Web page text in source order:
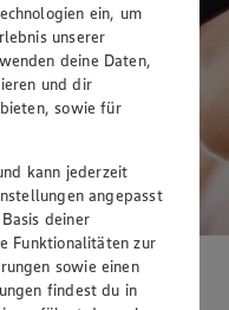
Ernährung
ein, um
unserer
deine Daten,
und dir
sowie für
kann jederzeit
angepasst
deiner
Funktionalitäten zur
sowie einen
findest du in